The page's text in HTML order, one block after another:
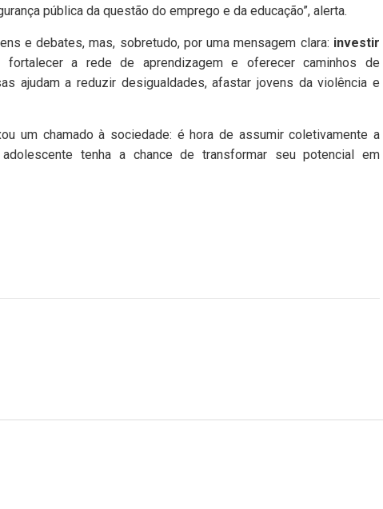
pública da questão do emprego e da educação”, alerta.
e debates, mas, sobretudo, por uma mensagem clara: investir
fortalecer a rede de aprendizagem e oferecer caminhos de
ajudam a reduzir desigualdades, afastar jovens da violência e
um chamado à sociedade: é hora de assumir coletivamente a
tenha a chance de transformar seu potencial em